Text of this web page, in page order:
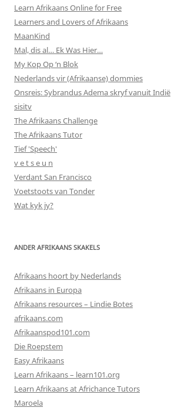
Learn Afrikaans Online for Free
Learners and Lovers of Afrikaans
MaanKind
Mal, dis al… Ek Was Hier…
My Kop Op ‘n Blok
Nederlands vir (Afrikaanse) dommies
Onsreis: Sybrandus Adema skryf vanuit Indië
sisitv
The Afrikaans Challenge
The Afrikaans Tutor
Tief 'Speech'
v e t s e u n
Verdant San Francisco
Voetstoots van Tonder
Wat kyk jy?
ANDER AFRIKAANS SKAKELS
Afrikaans hoort by Nederlands
Afrikaans in Europa
Afrikaans resources – Lindie Botes
afrikaans.com
Afrikaanspod101.com
Die Roepstem
Easy Afrikaans
Learn Afrikaans – learn101.org
Learn Afrikaans at Africhance Tutors
Maroela